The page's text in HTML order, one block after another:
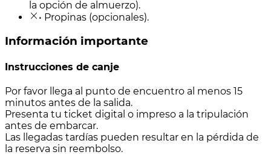
la opción de almuerzo).
• Propinas (opcionales).
Información importante
Instrucciones de canje
Por favor llega al punto de encuentro al menos 15
minutos antes de la salida.
Presenta tu ticket digital o impreso a la tripulación
antes de embarcar.
Las llegadas tardías pueden resultar en la pérdida de
la reserva sin reembolso.